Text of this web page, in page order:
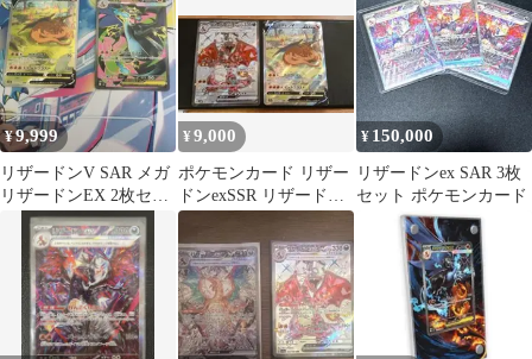
¥9,999
リザードンV SAR メガ
リザードンEX 2枚セッ
¥9,000
ポケモンカード リザー
ドンexSSR リザードン
V SAR
¥ 150,000
リザードンex SAR 3枚
セット ポケモンカード